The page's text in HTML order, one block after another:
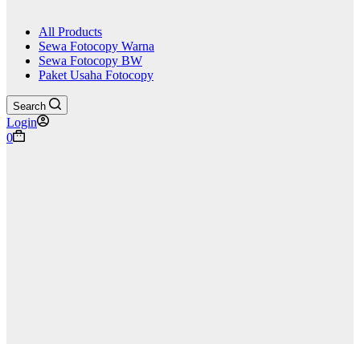
All Products
Sewa Fotocopy Warna
Sewa Fotocopy BW
Paket Usaha Fotocopy
Search
Login
Shopping
0